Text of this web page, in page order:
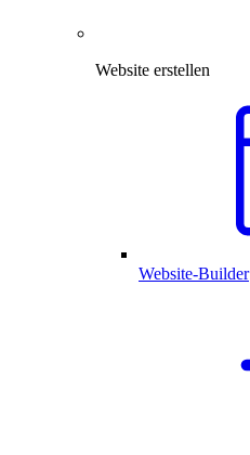
Website erstellen
Website-Builder